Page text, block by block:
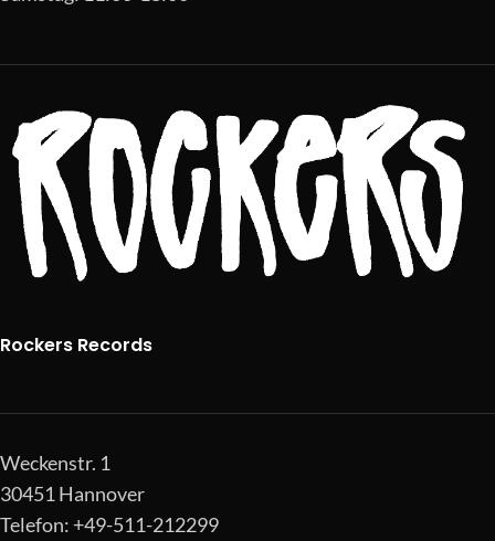
Rockers Records
Weckenstr. 1
30451 Hannover
Telefon: +49-511-212299